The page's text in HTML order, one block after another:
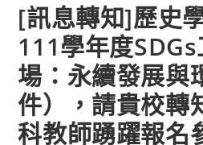
[訊息轉知]歷史
111學年度
場：永續發展與
件），請貴校轉
科教師踴躍報名